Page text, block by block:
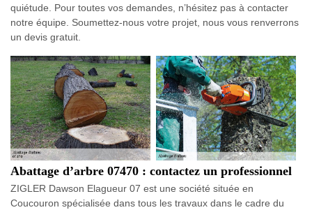
quiétude. Pour toutes vos demandes, n’hésitez pas à contacter
notre équipe. Soumettez-nous votre projet, nous vous renverrons
un devis gratuit.
Abattage d’arbre 07470 : contactez un professionnel
ZIGLER Dawson Elagueur 07 est une société située en
Coucouron spécialisée dans tous les travaux dans le cadre du